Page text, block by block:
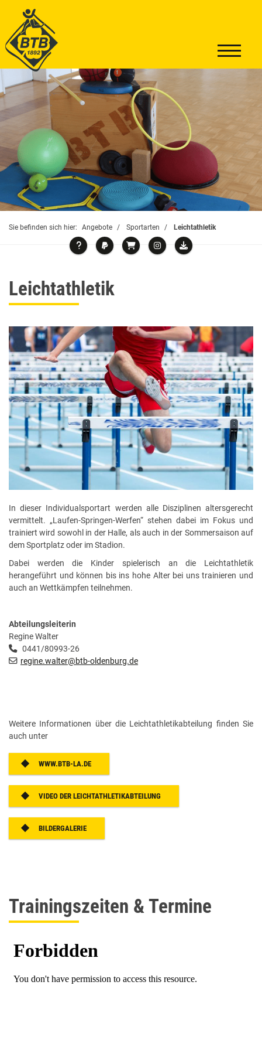
Sie befinden sich hier: Angebote Sportarten Leichtathletik
Leichtathletik
In dieser Individualsportart werden alle Disziplinen altersgerecht
vermittelt. „Laufen-Springen-Werfen“ stehen dabei im Fokus und
trainiert wird sowohl in der Halle, als auch in der Sommersaison auf
dem Sportplatz oder im Stadion.
Dabei werden die Kinder spielerisch an die Leichtathletik
herangeführt und können bis ins hohe Alter bei uns trainieren und
auch an Wettkämpfen teilnehmen.
Abteilungsleiterin
Regine Walter
0441/80993-26
regine.walter@btb-oldenburg.de
Weitere Informationen über die Leichtathletikabteilung finden Sie
auch unter
WWW.BTB-LA.DE
VIDEO DER LEICHTATHLETIKABTEILUNG
BILDERGALERIE
Trainingszeiten & Termine